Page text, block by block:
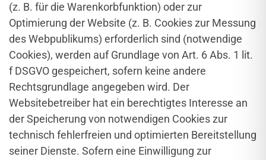
(z. B. für die Warenkorbfunktion) oder zur
Optimierung der Website (z. B. Cookies zur Messung
des Webpublikums) erforderlich sind (notwendige
Cookies), werden auf Grundlage von Art. 6 Abs. 1 lit.
f DSGVO gespeichert, sofern keine andere
Rechtsgrundlage angegeben wird. Der
Websitebetreiber hat ein berechtigtes Interesse an
der Speicherung von notwendigen Cookies zur
technisch fehlerfreien und optimierten Bereitstellung
seiner Dienste. Sofern eine Einwilligung zur